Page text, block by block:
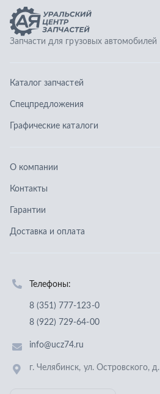
О компании
Контакты
Доставка и оплата
Отправить заявку
Политика конфиденциальности
Разработка - ALGUS